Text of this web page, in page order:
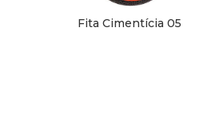
Fita Cimentícia 05